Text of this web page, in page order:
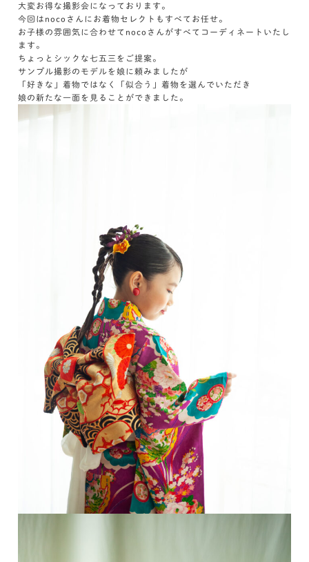
大変お得な撮影会になっております。
今回はnocoさんにお着物セレクトもすべてお任せ。
お子様の雰囲気に合わせてnocoさんがすべてコーディネートいたし
ます。
ちょっとシックな七五三をご提案。
サンプル撮影のモデルを娘に頼みましたが
「好きな」着物ではなく「似合う」着物を選んでいただき
娘の新たな一面を見ることができました。